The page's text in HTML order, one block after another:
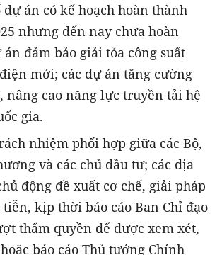
án có kế hoạch hoàn thành
nhưng đến nay chưa hoàn
đảm bảo giải tỏa công suất
mới; các dự án tăng cường
nâng cao năng lực truyền tải hệ
gia.
nhiệm phối hợp giữa các Bộ,
và các chủ đầu tư; các địa
động đề xuất cơ chế, giải pháp
kịp thời báo cáo Ban Chỉ đạo
thẩm quyền để được xem xét,
báo cáo Thủ tướng Chính